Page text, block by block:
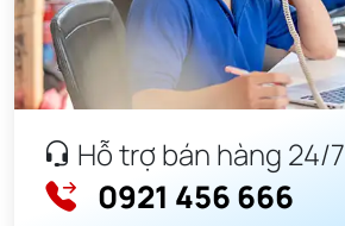
tính ổn định cho toàn bộ trận đấu.
Hỗ trợ bán hàng 24/7
0921 456 666